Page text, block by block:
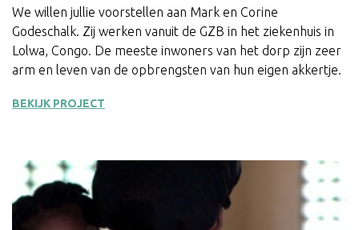
We willen jullie voorstellen aan Mark en Corine
Godeschalk. Zij werken vanuit de GZB in het ziekenhuis in
Lolwa, Congo. De meeste inwoners van het dorp zijn zeer
arm en leven van de opbrengsten van hun eigen akkertje.
BEKIJK PROJECT